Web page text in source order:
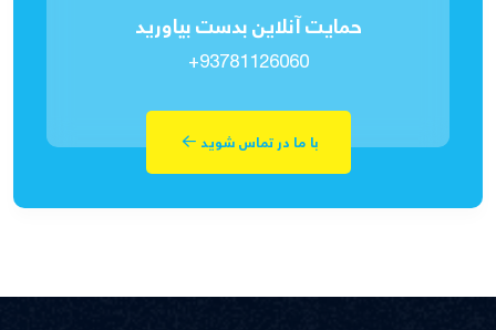
حمایت آنلاین بدست بیاورید
+93781126060
با ما در تماس شوید